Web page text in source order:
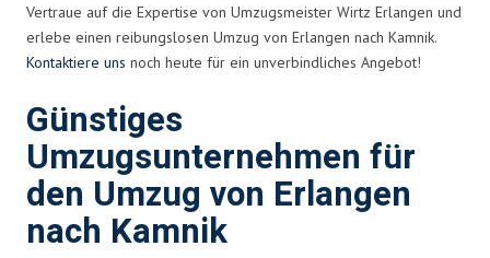
Vertraue auf die Expertise von Umzugsmeister Wirtz Erlangen und
erlebe einen reibungslosen Umzug von Erlangen nach Kamnik.
Kontaktiere uns noch heute für ein unverbindliches Angebot!
Günstiges
Umzugsunternehmen für
den Umzug von Erlangen
nach Kamnik